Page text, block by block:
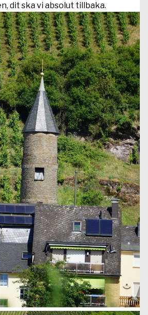
dit ska vi absolut tillbaka.